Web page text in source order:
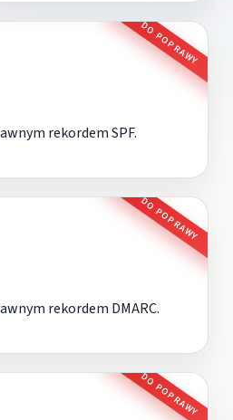
DO POPRAWY
rekordem SPF.
DO POPRAWY
rekordem DMARC.
DO POPRAWY